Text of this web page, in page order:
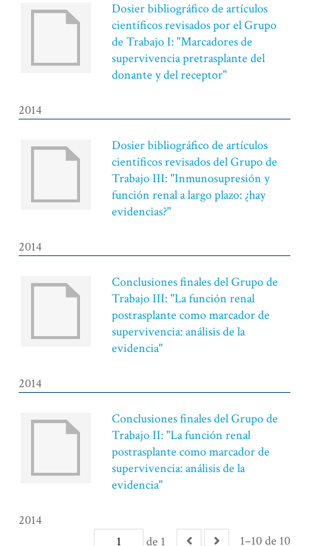
Dosier bibliográfico de artículos
científicos revisados por el Grupo
de Trabajo I: "Marcadores de
supervivencia pretrasplante del
donante y del receptor"
2014
Dosier bibliográfico de artículos
científicos revisados del Grupo de
Trabajo III: "Inmunosupresión y
función renal a largo plazo: ¿hay
evidencias?"
2014
Conclusiones finales del Grupo de
Trabajo III: "La función renal
postrasplante como marcador de
supervivencia: análisis de la
evidencia"
2014
Conclusiones finales del Grupo de
Trabajo II: "La función renal
postrasplante como marcador de
supervivencia: análisis de la
evidencia"
2014
de 1
1–10 de 10